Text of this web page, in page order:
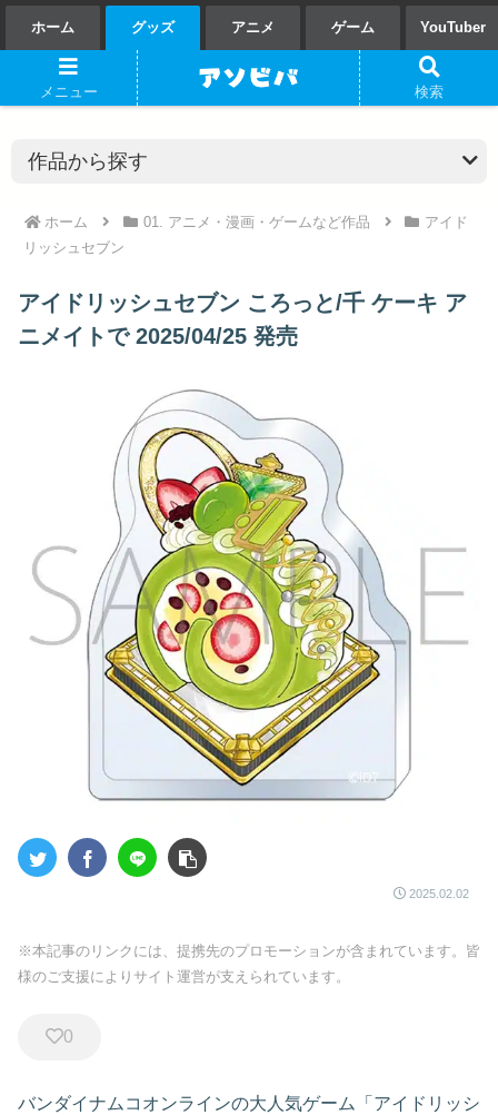
ホーム グッズ アニメ ゲーム YouTuber
ホーム 01. アニメ・漫画・ゲームなど作品
アイド
リッシュセブン
アイドリッシュセブン ころっと/千 ケーキ ア
ニメイトで 2025/04/25 発売
2025.02.02
※本記事のリンクには、提携先のプロモーションが含まれています。皆
様のご支援によりサイト運営が支えられています。
0
バンダイナムコオンラインの大人気ゲーム「アイドリッシ
メニュー 検索